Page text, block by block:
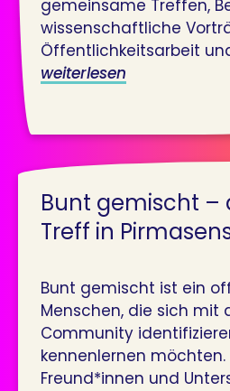
gemeinsame Treffen,
wissenschaftliche
Öffentlichkeitsarbeit
weiterlesen
Bunt gemischt –
Treff in
Bunt gemischt ist ein
Menschen, die sich mit
Community
kennenlernen möchten.
Freund*innen und